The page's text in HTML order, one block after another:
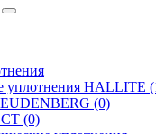
уплотнения HALLITE
(0)
(0)